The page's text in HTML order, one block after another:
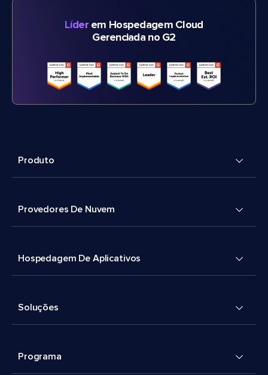
Líderem Hospedagem Cloud
Gerenciada no G2
Produto
Provedores De Nuvem
Hospedagem De Aplicativos
Soluções
Programa